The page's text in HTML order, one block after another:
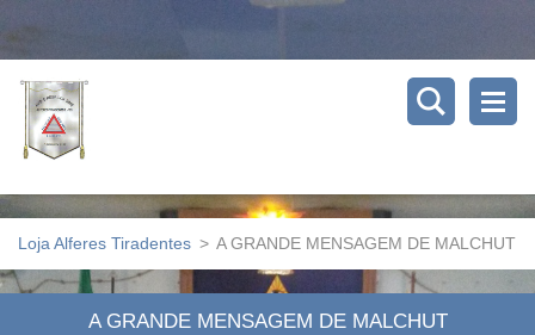
Loja Alferes Tiradentes > A GRANDE MENSAGEM DE MALCHUT
A GRANDE MENSAGEM DE MALCHUT